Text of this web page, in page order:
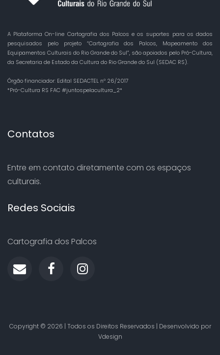
A Plataforma On-line Cartografia dos Palcos e os suportes para os dados
pesquisados pelo projeto “Cartografia dos Palcos, Mapeamento dos
Equipamentos Culturais do Rio Grande do Sul”, são apoiados pelo Pró-Cultura,
da Secretaria de Estado da Cultura do Rio Grande do Sul (SEDAC RS).
Órgão financiador: Edital SEDACTEL nº 26/2017
*Pró-Cultura RS FAC #juntospelacultura_2*
Contatos
Entre em contato diretamente com os espaços
culturais.
Redes Sociais
Cartografia dos Palcos
Copyright © 2026 | Todos os Direitos Reservados | Desenvolvido por
Vdesign